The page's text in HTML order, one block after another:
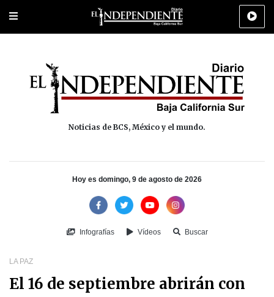
Portada Los Cabos Policiaca Deportes Cultura
Noticias de BCS, México y el mundo.
Hoy es domingo, 9 de agosto de 2026
Infografías Vídeos Buscar
LA PAZ
El 16 de septiembre abrirán con